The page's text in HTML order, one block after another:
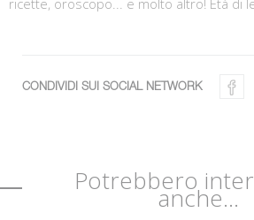
ricette, oroscopo... e molto altro! Età di
CONDIVIDI SUI SOCIAL NETWORK
Potrebbero
anche...